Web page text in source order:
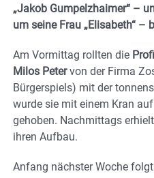
„Jakob Gumpelzhaimer“ –
um seine Frau „Elisabeth“ –
Am Vormittag rollten die
Milos Petervon der Firma
Bürgerspiels) mit der
wurde sie mit einem Kran
gehoben. Nachmittags
ihren Aufbau.
Anfang nächster Woche